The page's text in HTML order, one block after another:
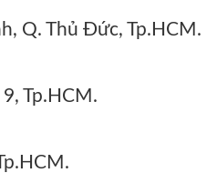
Q. Thủ Đức, Tp.HCM.
Tp.HCM.